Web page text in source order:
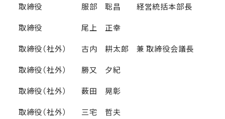
取締役
服部 聡昌
経営統括本部長
取締役
尾上 正幸
取締役（社外）
古内 耕太郎
兼 取締役会議長
取締役（社外）
勝又 夕紀
取締役（社外）
薮田 晃彰
取締役（社外）
三宅 哲夫